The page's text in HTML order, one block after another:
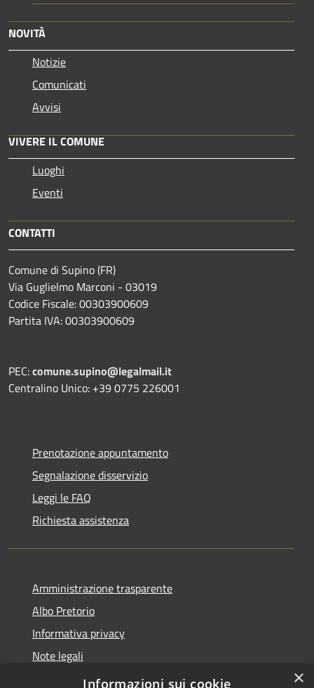
NOVITÀ
Notizie
Comunicati
Avvisi
VIVERE IL COMUNE
Luoghi
Eventi
CONTATTI
Comune di Supino (FR)
Via Guglielmo Marconi - 03019
Codice Fiscale: 00303900609
Partita IVA: 00303900609
PEC:comune.supino@legalmail.it
Centralino Unico: +39 0775 226001
Prenotazione appuntamento
Segnalazione disservizio
Leggi le FAQ
Richiesta assistenza
Amministrazione trasparente
Albo Pretorio
Informativa privacy
Note legali
Dichiarazione di accessibilità
×
Informazioni sui cookie